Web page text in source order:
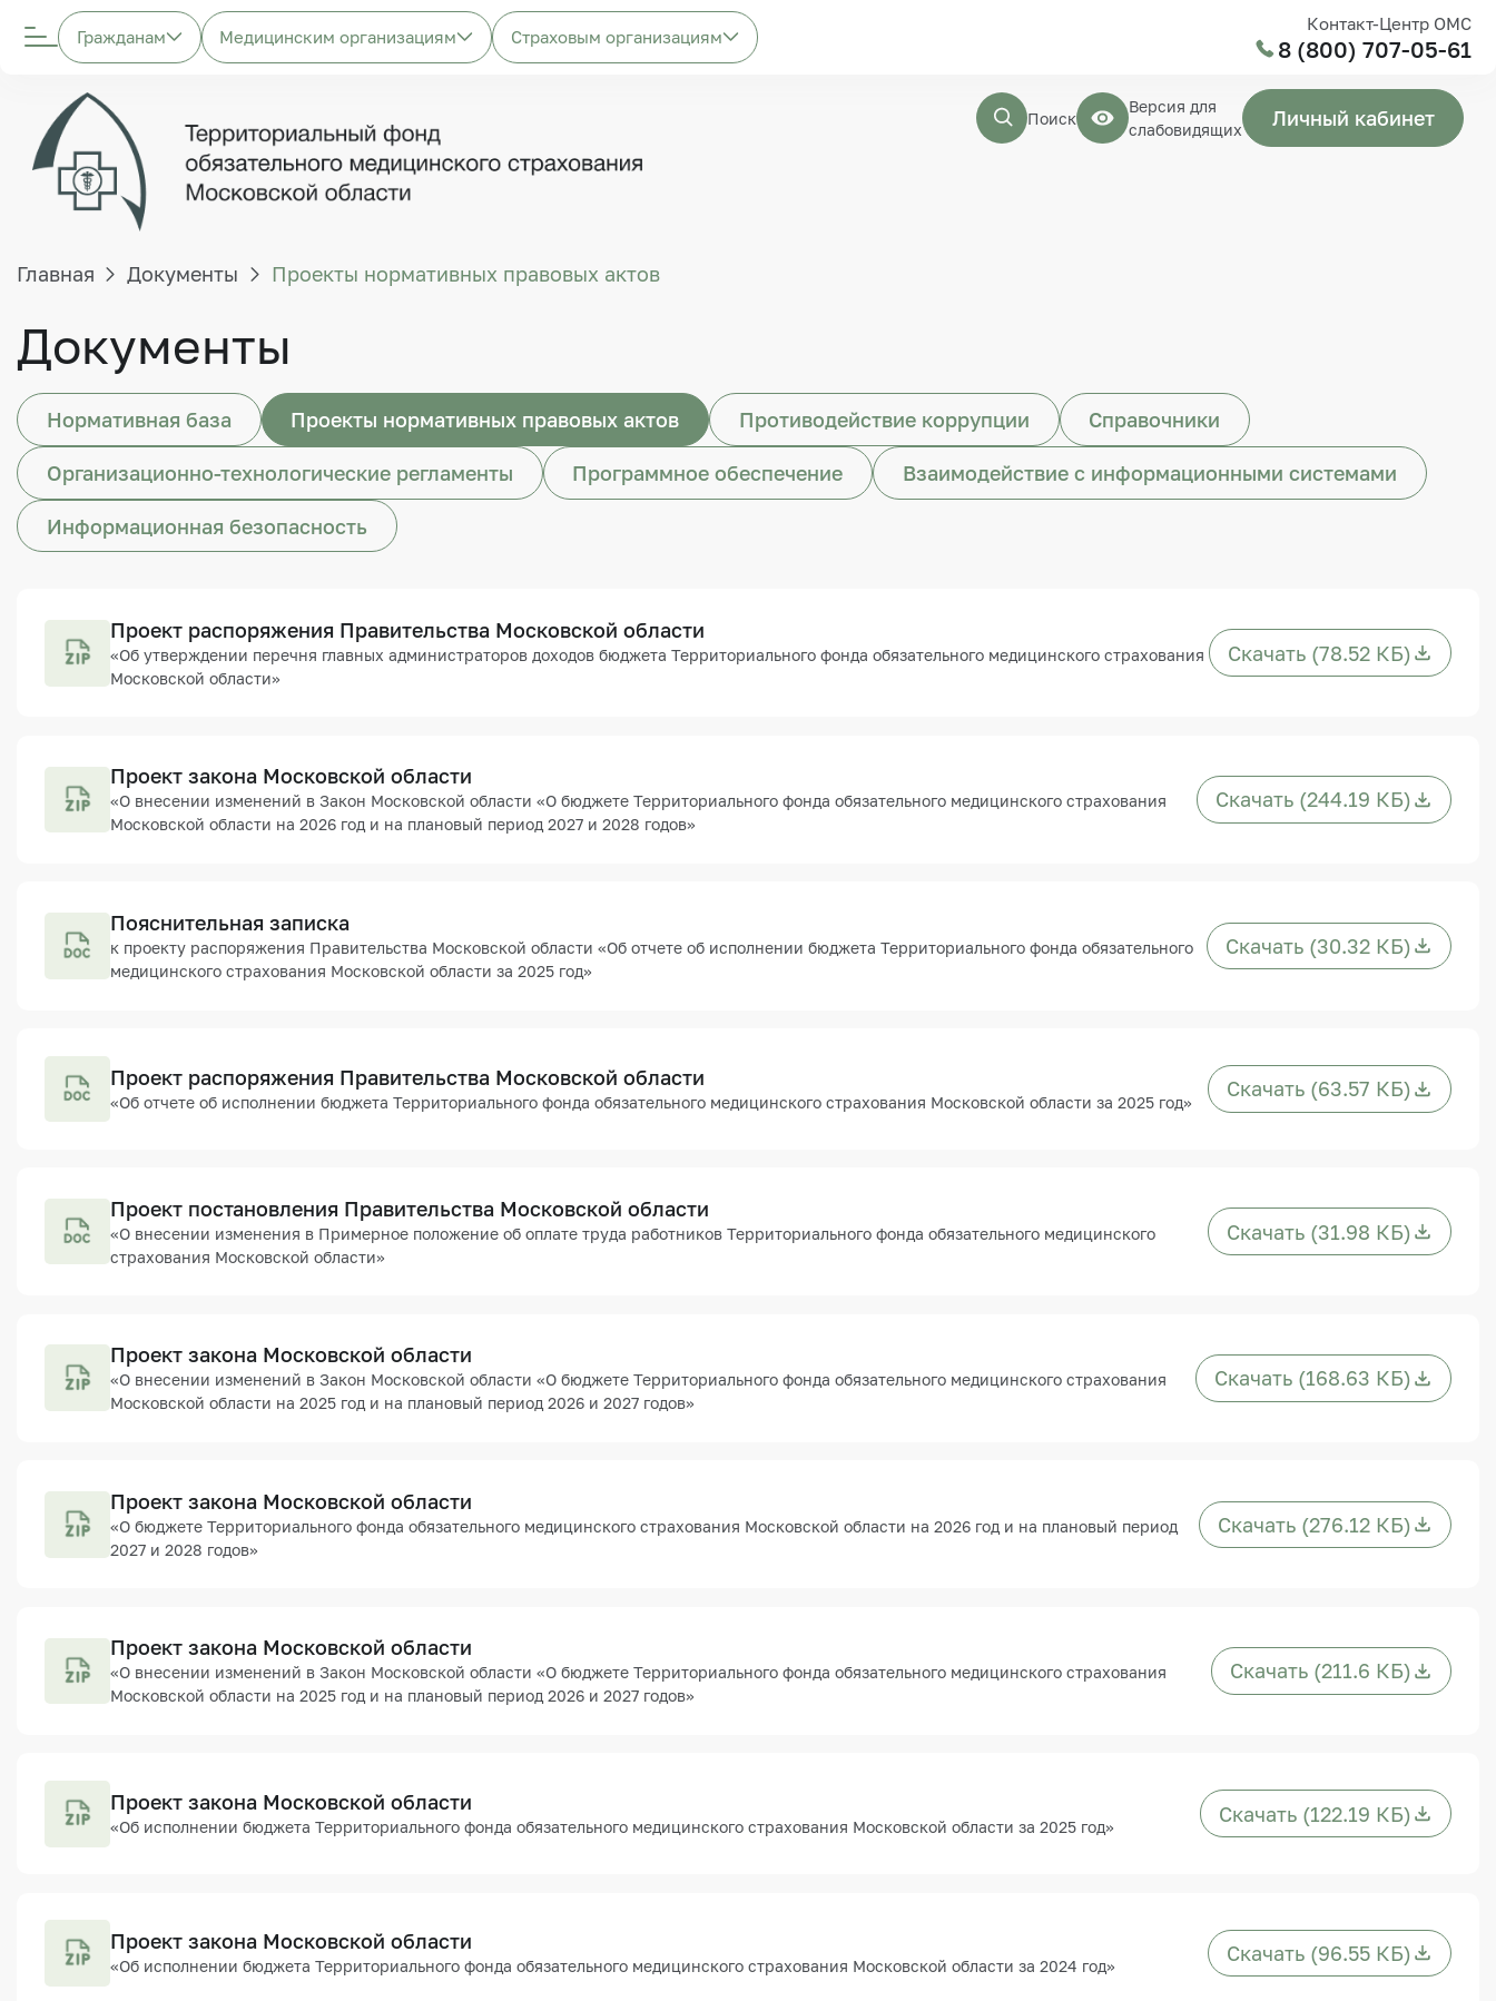
Гражданам Медицинским организациям Страховым организациям
Контакт-Центр ОМС
8 (800) 707-05-61
Поиск
Версия для
слабовидящих
Личный кабинет
Главная Документы Проекты нормативных правовых актов
Документы
Нормативная база Проекты нормативных правовых актов Противодействие коррупции Справочники
Организационно-технологические регламенты Программное обеспечение Взаимодействие с информационными системами
Информационная безопасность
Проект распоряжения Правительства Московской области
«Об утверждении перечня главных администраторов доходов бюджета Территориального фонда обязательного медицинского страхования
Московской области»
Скачать (78.52 КБ)
Проект закона Московской области
«О внесении изменений в Закон Московской области «О бюджете Территориального фонда обязательного медицинского страхования
Московской области на 2026 год и на плановый период 2027 и 2028 годов»
Скачать (244.19 КБ)
Пояснительная записка
к проекту распоряжения Правительства Московской области «Об отчете об исполнении бюджета Территориального фонда обязательного
медицинского страхования Московской области за 2025 год»
Скачать (30.32 КБ)
Проект распоряжения Правительства Московской области
«Об отчете об исполнении бюджета Территориального фонда обязательного медицинского страхования Московской области за 2025 год»
Скачать (63.57 КБ)
Проект постановления Правительства Московской области
«О внесении изменения в Примерное положение об оплате труда работников Территориального фонда обязательного медицинского
страхования Московской области»
Скачать (31.98 КБ)
Проект закона Московской области
«О внесении изменений в Закон Московской области «О бюджете Территориального фонда обязательного медицинского страхования
Московской области на 2025 год и на плановый период 2026 и 2027 годов»
Скачать (168.63 КБ)
Проект закона Московской области
«О бюджете Территориального фонда обязательного медицинского страхования Московской области на 2026 год и на плановый период
2027 и 2028 годов»
Скачать (276.12 КБ)
Проект закона Московской области
«О внесении изменений в Закон Московской области «О бюджете Территориального фонда обязательного медицинского страхования
Московской области на 2025 год и на плановый период 2026 и 2027 годов»
Скачать (211.6 КБ)
Проект закона Московской области
«Об исполнении бюджета Территориального фонда обязательного медицинского страхования Московской области за 2025 год»
Скачать (122.19 КБ)
Проект закона Московской области
«Об исполнении бюджета Территориального фонда обязательного медицинского страхования Московской области за 2024 год»
Скачать (96.55 КБ)